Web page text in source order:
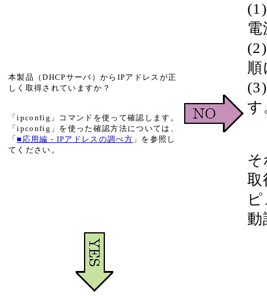
本製品（DHCPサーバ）からIPアドレスが正
しく取得されていますか？
「ipconfig」コマンドを使って確認します。
「ipconfig」を使った確認方法については、
「■応用編 - IPアドレスの調べ方 」を参照し
てください。
す
取
動